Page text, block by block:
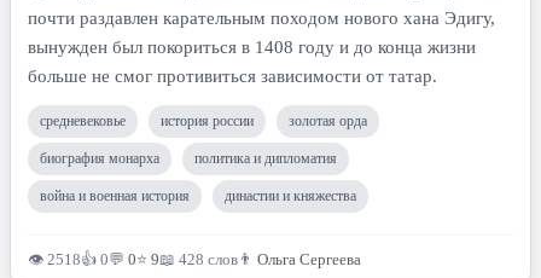
почти раздавлен карательным походом нового хана Эдигу,
вынужден был покориться в 1408 году и до конца жизни
больше не смог противиться зависимости от татар.
средневековье история россии золотая орда
биография монарха политика и дипломатия
война и военная история династии и княжества
👁 2518👍 0💬 0⭐ 9📖 428 слов 👨 Ольга Сергеева